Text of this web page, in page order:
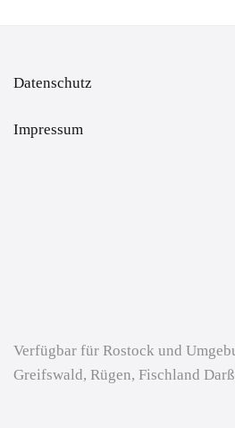
Datenschutz
Impressum
Verfügbar für Rostock und
Greifswald, Rügen, Fischland